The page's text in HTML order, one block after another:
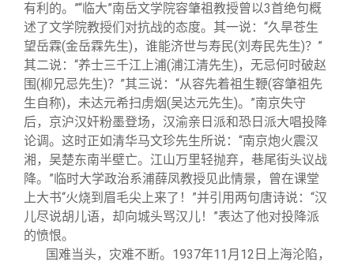
有利的。”“临大”南岳文学院容肇祖教授曾以3首绝句概
述了文学院教授们对抗战的态度。其一说：“久旱苍生
望岳霖(金岳霖先生)，谁能济世与寿民(刘寿民先生)？”
其二说：“养士三千江上浦(浦江清先生)，无忌何时破赵
围(柳兄忌先生)？”其三说：“从容先着祖生鞭(容肇祖先
生自称)，未达元希扫虏烟(吴达元先生)。”南京失守
后，京沪汉奸粉墨登场，汉渝亲日派和恐日派大唱投降
论调。这时正如清华马文珍先生所说：“南京炮火震汉
湘，吴楚东南半壁亡。江山万里轻抛弃，巷尾街头议战
降。”临时大学政治系浦薛凤教授见此情景，曾在课堂
上大书“火烧到眉毛尖上来了！”并引用两句唐诗说：“汉
儿尽说胡儿语，却向城头骂汉儿！”表达了他对投降派
的愤恨。
国难当头，灾难不断。1937年11月12日上海沦陷，